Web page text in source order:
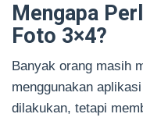
Mengapa
Foto 3×4?
Banyak orang masih
menggunakan
dilakukan, tetapi